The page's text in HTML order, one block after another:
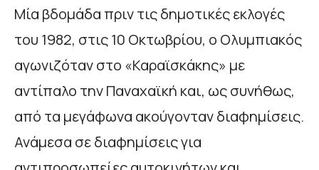
Μία βδοµάδα πριν τις δηµοτικές εκλογές
του 1982, στις 10 Οκτωβρίου, ο Ολυµπιακός
αγωνιζόταν στο «Καραϊσκάκης» µε
αντίπαλο την Παναχαϊκή και, ως συνήθως,
από τα µεγάφωνα ακούγονταν διαφηµίσεις.
Ανάµεσα σε διαφηµίσεις για